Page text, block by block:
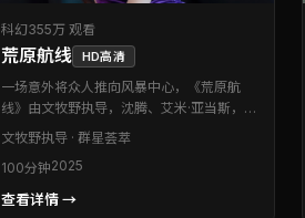
科幻355万 观看
荒原航线 HD高清
一场意外将众人推向风暴中心，《荒原航
线》由文牧野执导，沈腾、艾米·亚当斯，全
智贤等联袂出演。本片为中国香港出品的科
的燃点，也有静水流深的留白。值得在影院
或大银幕设备上重温。
文牧野执导 · 群星荟萃
100分钟2025
查看详情 →